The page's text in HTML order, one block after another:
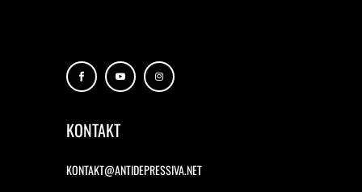
KONTAKT
KONTAKT@ANTIDEPRESSIVA.NET